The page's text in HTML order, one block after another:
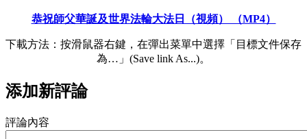
恭祝師父華誕及世界法輪大法日（視頻） （MP4）
下載方法：按滑鼠器右鍵，在彈出菜單中選擇「目標文件保存
為…」(Save link As...)。
添加新評論
評論內容